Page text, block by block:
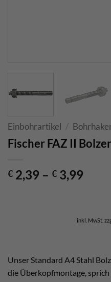
Einbohrartikel /
Fischer FAZ II
€ 2,39 – € 3,99
inkl. MwSt.
Unser Standard A4 Stahl
die Überkopfmontage, sprich